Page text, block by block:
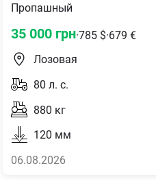
Пропашный
35 000 грн·785 $·679 €
Лозовая
80 л. с.
880 кг
120 мм
06.08.2026